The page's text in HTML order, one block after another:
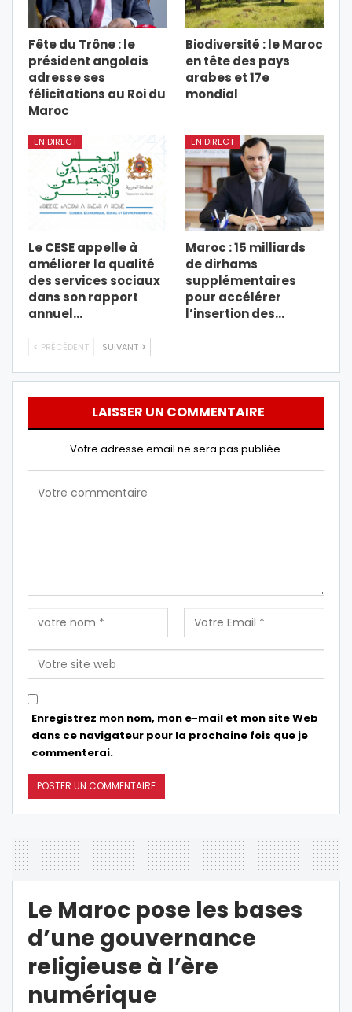
Fête du Trône : le
président angolais
adresse ses
félicitations au Roi du
Maroc
Biodiversité : le Maroc
en tête des pays
arabes et 17e
mondial
EN DIRECT
Le CESE appelle à
améliorer la qualité
des services sociaux
dans son rapport
annuel…
EN DIRECT
Maroc : 15 milliards
de dirhams
supplémentaires
pour accélérer
l’insertion des…
PRÉCÉDENT SUIVANT
LAISSER UN COMMENTAIRE
Votre adresse email ne sera pas publiée.
Enregistrez mon nom, mon e-mail et mon site Web
dans ce navigateur pour la prochaine fois que je
commenterai.
Le Maroc pose les bases
d’une gouvernance
religieuse à l’ère
numérique